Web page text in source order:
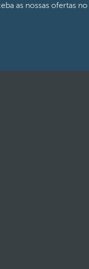
as nossas ofertas no